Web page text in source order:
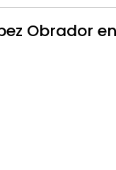
Obrador